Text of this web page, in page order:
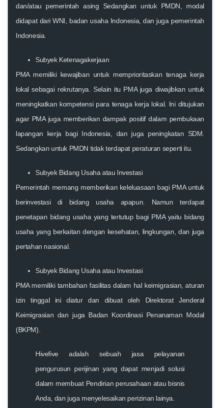
dan/atau pemerintah asing Sedangkan untuk PMDN, modal
didapat dari WNI, badan usaha Indonesia, dan juga pemerintah
Indonesia.
Subyek Ketenagakerjaan
PMA memiliki kewajiban untuk memprioritaskan tenaga kerja
lokal sebagai rekrutanya. Selain itu PMA juga diwajibkan untuk
meningkatkan kompetensi para tenaga kerja lokal. Ini ditujukan
agar PMA juga memberikan dampak positif dalam pembukaan
lapangan kerja bagi Indonesia, dan juga peningkatan SDM.
Sedangkan untuk PMDN tidak terdapat peraturan seperti itu.
Subyek Bidang Usaha atau Investasi
Pemerintah memang memberikan keleluasaan bagi PMA untuk
berinvestasi di bidang usaha apapun. Namun terdapat
penetapan bidang usaha yang tertutup bagi PMA yaitu bidang
usaha yang berkaitan dengan kesehatan, lingkungan, dan juga
pertahan nasional.
Subyek Bidang Usaha atau Investasi
PMA memiliki tambahan fasilitas dalam hal keimigrasian, aturan
izin tinggal ini diatur dan dibuat oleh Direktorat Jenderal
Keimigrasian dan juga Badan Koordinasi Penanaman Modal
(BKPM).
Hivefive adalah sebuah jasa pelayanan
pengurusun perijinan yang dapat menjadi solusi
dalam membuat Pendirian perusahaan atau bisnis
Anda, dan juga menyelesaikan perizinan lainya.